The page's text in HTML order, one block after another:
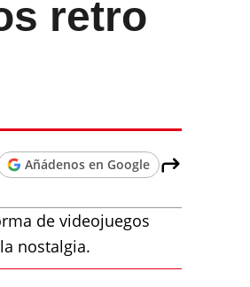
retro
Añádenos en Google
de videojuegos
nostalgia.